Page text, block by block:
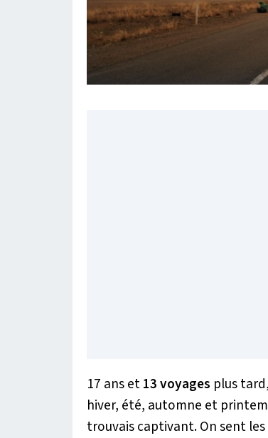
17 ans et13 voyages plus
hiver, été, automne et
trouvais captivant. On sent